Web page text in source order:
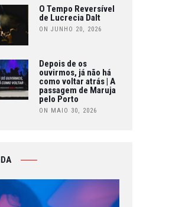
O Tempo Reversível
de Lucrecia Dalt
ON JUNHO 20, 2026
Depois de os
ouvirmos, já não há
como voltar atrás | A
passagem de Maruja
pelo Porto
ON MAIO 30, 2026